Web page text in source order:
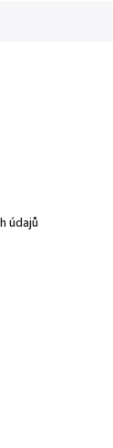
údajů